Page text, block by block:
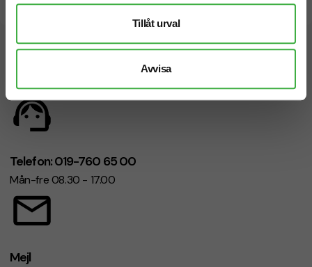
Tillåt urval
Avvisa
Snabb leverans
Vi hjälper dig gärna!
Telefon: 019-760 65 00
Mån-fre 08.30 - 17.00
Mejl